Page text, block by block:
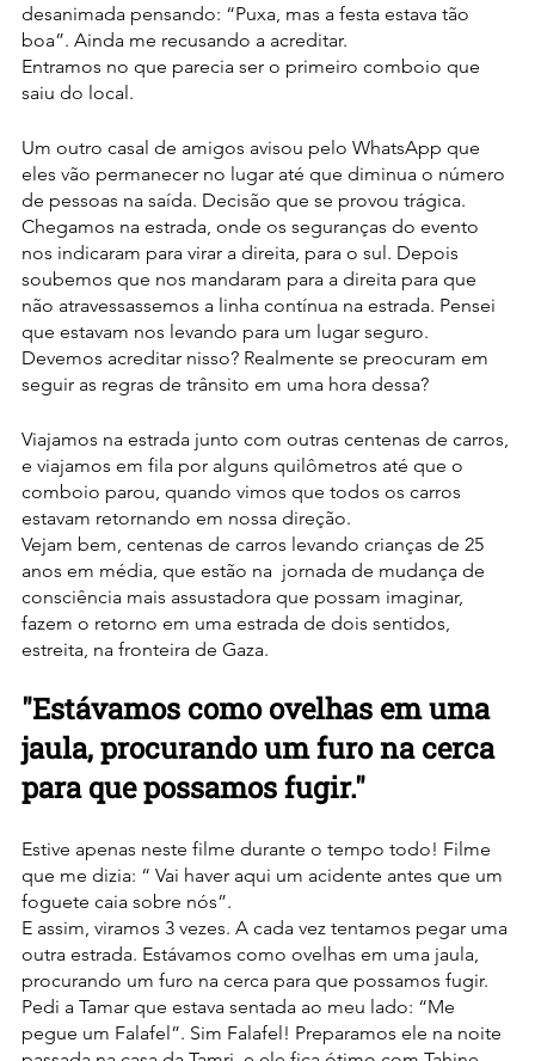
desanimada pensando: “Puxa, mas a festa estava tão
boa”. Ainda me recusando a acreditar.
Entramos no que parecia ser o primeiro comboio que
saiu do local.
Um outro casal de amigos avisou pelo WhatsApp que
eles vão permanecer no lugar até que diminua o número
de pessoas na saída. Decisão que se provou trágica.
Chegamos na estrada, onde os seguranças do evento
nos indicaram para virar a direita, para o sul. Depois
soubemos que nos mandaram para a direita para que
não atravessassemos a linha contínua na estrada. Pensei
que estavam nos levando para um lugar seguro.
Devemos acreditar nisso? Realmente se preocuram em
seguir as regras de trânsito em uma hora dessa?
Viajamos na estrada junto com outras centenas de carros,
e viajamos em fila por alguns quilômetros até que o
comboio parou, quando vimos que todos os carros
estavam retornando em nossa direção.
Vejam bem, centenas de carros levando crianças de 25
anos em média, que estão na  jornada de mudança de
consciência mais assustadora que possam imaginar,
fazem o retorno em uma estrada de dois sentidos,
estreita, na fronteira de Gaza.
"Estávamos como ovelhas em uma
jaula, procurando um furo na cerca
para que possamos fugir."
Estive apenas neste filme durante o tempo todo! Filme
que me dizia: “ Vai haver aqui um acidente antes que um
foguete caia sobre nós”.
E assim, viramos 3 vezes. A cada vez tentamos pegar uma
outra estrada. Estávamos como ovelhas em uma jaula,
procurando um furo na cerca para que possamos fugir.
Pedi a Tamar que estava sentada ao meu lado: “Me
pegue um Falafel”. Sim Falafel! Preparamos ele na noite